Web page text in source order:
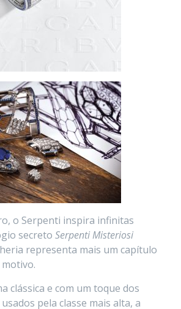
o Serpenti inspira infinitas
secreto Serpenti Misteriosi
representa mais um capítulo
clássica e com um toque dos
pela classe mais alta, a